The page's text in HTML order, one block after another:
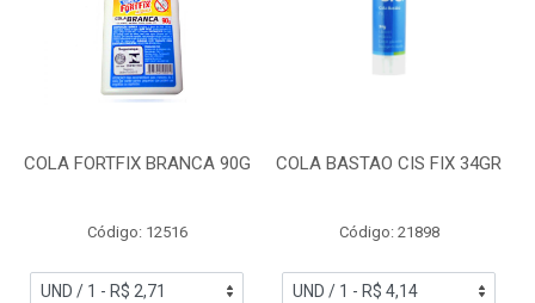
COLA FORTFIX BRANCA 90G
Código: 12516
COLA BASTAO CIS FIX 34GR
Código: 21898